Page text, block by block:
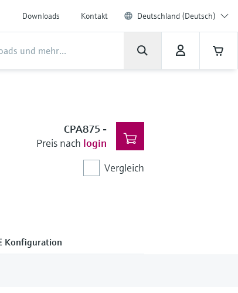
Downloads Kontakt Deutschland (Deutsch)
CPA875 -
Preis nach login
Vergleich
Konfiguration